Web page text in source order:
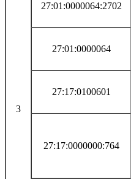
3
27:01:0000064:2702
27:01:0000064
27:17:0100601
27:17:0000000:764